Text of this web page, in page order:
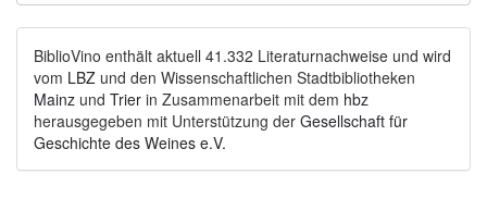
BiblioVino enthält aktuell 41.332 Literaturnachweise und wird
vom LBZ und den Wissenschaftlichen Stadtbibliotheken
Mainz und Trier in Zusammenarbeit mit dem hbz
herausgegeben mit Unterstützung der Gesellschaft für
Geschichte des Weines e.V.